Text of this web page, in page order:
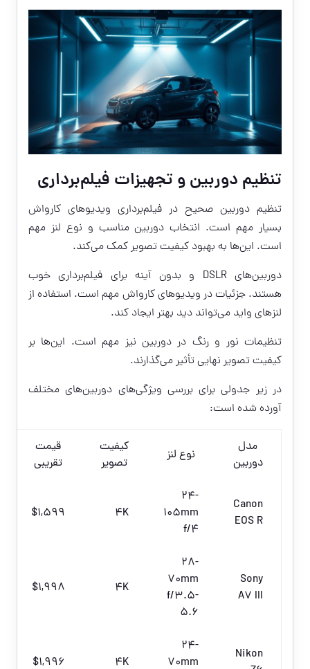
تنظیم دوربین و تجهیزات فیلم‌برداری
تنظیم دوربین صحیح در فیلم‌برداری ویدیوهای کارواش
بسیار مهم است. انتخاب دوربین مناسب و نوع لنز مهم
است. این‌ها به بهبود کیفیت تصویر کمک می‌کند.
دوربین‌های DSLR و بدون آینه برای فیلم‌برداری خوب
هستند. جزئیات در ویدیوهای کارواش مهم است. استفاده از
لنزهای واید می‌تواند دید بهتر ایجاد کند.
تنظیمات نور و رنگ در دوربین نیز مهم است. این‌ها بر
کیفیت تصویر نهایی تأثیر می‌گذارند.
در زیر جدولی برای بررسی ویژگی‌های دوربین‌های مختلف
آورده شده است:
مدل
دوربین
نوع لنز
کیفیت
تصویر
قیمت
تقریبی
Canon
EOS R
24-
105mm
f/4
4K
$1,599
Sony
A7 III
28-
70mm
f/3.5-
5.6
4K
$1,998
Nikon
24-
70mm
4K
$1,996